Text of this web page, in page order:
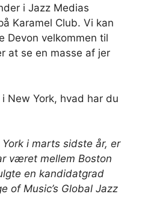
i Jazz Medias
Karamel Club. Vi kan
Devon velkommen til
at se en masse af jer
New York, hvad har du
i marts sidste år, er
været mellem Boston
en kandidatgrad
of Music’s Global Jazz